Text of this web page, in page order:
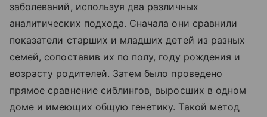
заболеваний, используя два различных
аналитических подхода. Сначала они сравнили
показатели старших и младших детей из разных
семей, сопоставив их по полу, году рождения и
возрасту родителей. Затем было проведено
прямое сравнение сиблингов, выросших в одном
доме и имеющих общую генетику. Такой метод